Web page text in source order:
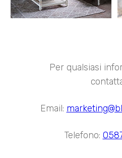
Per qualsiasi
Email:
Telefono: